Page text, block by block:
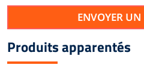
ENVOYER UN
Produits apparentés